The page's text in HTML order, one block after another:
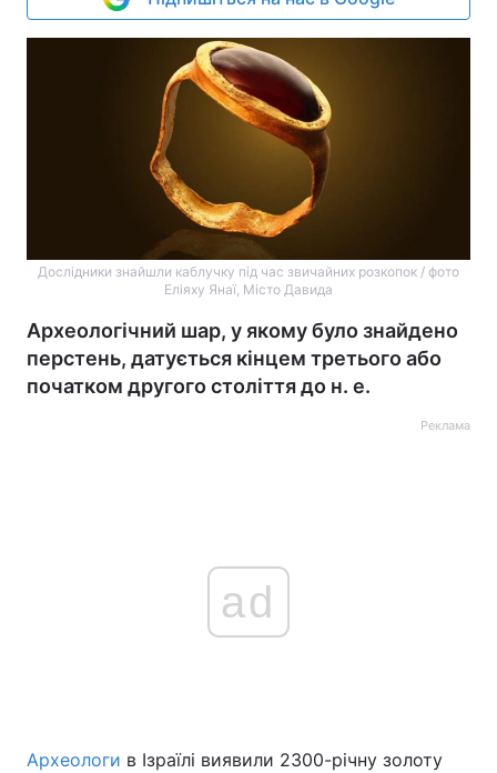
Дослідники знайшли каблучку під час звичайних розкопок / фото
Еліяху Янаї, Місто Давида
Археологічний шар, у якому було знайдено
перстень, датується кінцем третього або
початком другого століття до н. е.
Реклама
ad
Археологи в Ізраїлі виявили 2300-річну золоту